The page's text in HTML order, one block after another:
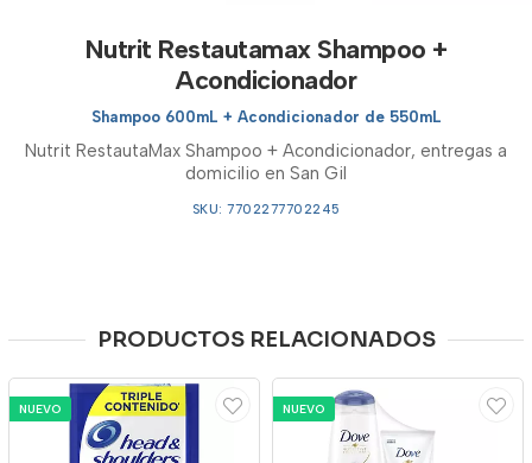
Nutrit Restautamax Shampoo +
Acondicionador
Shampoo 600mL + Acondicionador de 550mL
Nutrit RestautaMax Shampoo + Acondicionador, entregas a
domicilio en San Gil
SKU: 7702277702245
PRODUCTOS RELACIONADOS
NUEVO NUEVO